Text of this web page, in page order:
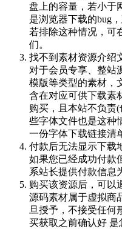
盘上的容量，若小于
是浏览器下载的bug
若排除这种情况，可
们。
找不到素材资源介绍
对于会员专享、整站
模版等类型的素材，
含在对应可供下载素
购买，且本站不负责
些字体文件也是这种
一份字体下载链接清
付款后无法显示下载
如果您已经成功付款
系站长提供付款信息
购买该资源后，可以
源码素材属于虚拟商
旦授予，不接受任何
买获取之前确认好